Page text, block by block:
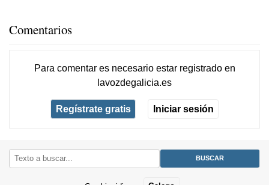
Comentarios
Para comentar es necesario estar registradoen
lavozdegalicia.es
Regístrate gratis Iniciar sesión